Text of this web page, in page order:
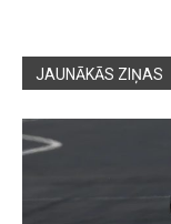
JAUNĀKĀS ZIŅAS